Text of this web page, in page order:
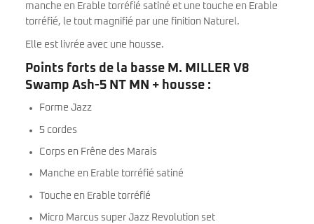
manche en Erable torréfié satiné et une touche en Erable
torréfié, le tout magnifié par une finition Naturel.
Elle est livrée avec une housse.
Points forts de la basse M. MILLER V8
Swamp Ash-5 NT MN + housse :
Forme Jazz
5 cordes
Corps en Frêne des Marais
Manche en Erable torréfié satiné
Touche en Erable torréfié
Micro Marcus super Jazz Revolution set